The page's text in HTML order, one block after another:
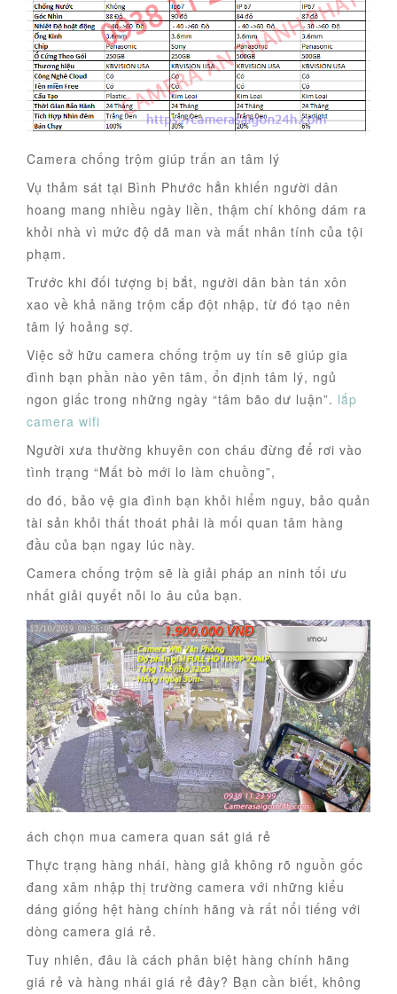
Camera chống trộm giúp trấn an tâm lý
Vụ thảm sát tại Bình Phước hẳn khiến người dân
hoang mang nhiều ngày liền, thậm chí không dám ra
khỏi nhà vì mức độ dã man và mất nhân tính của tội
phạm.
Trước khi đối tượng bị bắt, người dân bàn tán xôn
xao về khả năng trộm cắp đột nhập, từ đó tạo nên
tâm lý hoảng sợ.
Việc sở hữu camera chống trộm uy tín sẽ giúp gia
đình bạn phần nào yên tâm, ổn định tâm lý, ngủ
ngon giấc trong những ngày “tâm bão dư luận”. lắp
camera wifi
Người xưa thường khuyên con cháu đừng để rơi vào
tình trạng “Mất bò mới lo làm chuồng”,
do đó, bảo vệ gia đình bạn khỏi hiểm nguy, bảo quản
tài sản khỏi thất thoát phải là mối quan tâm hàng
đầu của bạn ngay lúc này.
Camera chống trộm sẽ là giải pháp an ninh tối ưu
nhất giải quyết nỗi lo âu của bạn.
ách chọn mua camera quan sát giá rẻ
Thực trạng hàng nhái, hàng giả không rõ nguồn gốc
đang xâm nhập thị trường camera với những kiểu
dáng giống hệt hàng chính hãng và rất nổi tiếng với
dòng camera giá rẻ.
Tuy nhiên, đâu là cách phân biệt hàng chính hãng
giá rẻ và hàng nhái giá rẻ đây? Bạn cần biết, không